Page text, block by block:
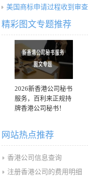
美国商标申请过程收到审
精彩图文专题推荐
2026新香港公司秘书
服务，百利来正规持
牌香港公司秘书！
网站热点推荐
香港公司信息查询
注册香港公司的费用明细